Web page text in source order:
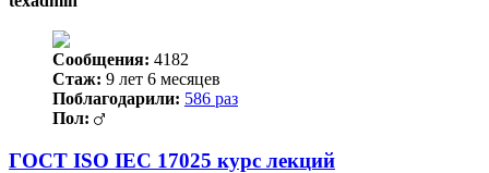
Сообщения: 4182
Стаж: 9 лет 6 месяцев
Поблагодарили: 586 раз
Пол:
ГОСТ ISO IEC 17025 курс лекций